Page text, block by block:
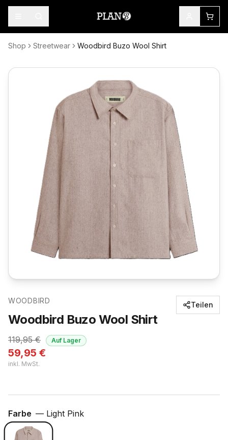
Shop Streetwear Woodbird Buzo Wool Shirt
WOODBIRD
Woodbird Buzo Wool Shirt
119,95€
59,95 €
inkl. MwSt.
Auf Lager
Teilen
Farbe — Light Pink